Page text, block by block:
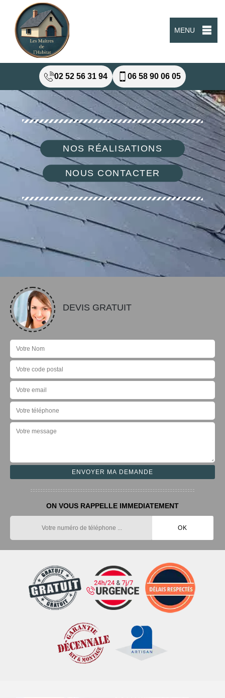
MENU
02 52 56 31 94 06 58 90 06 05
NOS RÉALISATIONS
NOUS CONTACTER
DEVIS GRATUIT
ON VOUS RAPPELLE IMMEDIATEMENT